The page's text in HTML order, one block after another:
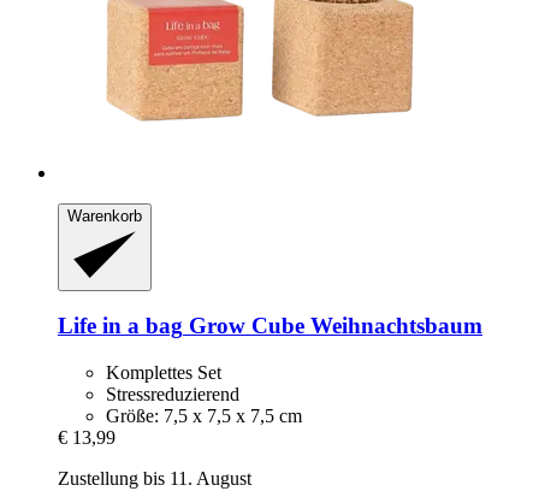
Warenkorb
Life in a bag Grow Cube Weihnachtsbaum
Komplettes Set
Stressreduzierend
Größe: 7,5 x 7,5 x 7,5 cm
€ 13,99
Zustellung bis 11. August